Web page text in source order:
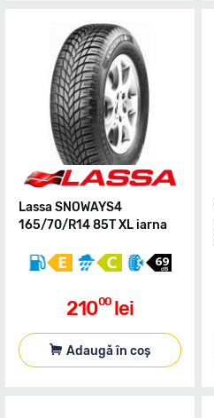
Lassa SNOWAYS4
165/70/R14 85T XL iarna
21000 lei
Adaugă în coș